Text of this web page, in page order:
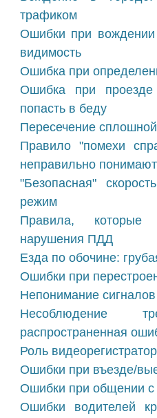
трафиком
Ошибки при вождении
видимость
Ошибка при
Ошибка при проезде
попасть в беду
Пересечение
Правило "помехи
неправильно
"Безопасная"
режим
Правила, которые
нарушения ПДД
Езда по обочине:
Ошибки при
Непонимание
Несоблюдение
распространенная
Роль
Ошибки при въезде/
Ошибки при общении
Ошибки водителей